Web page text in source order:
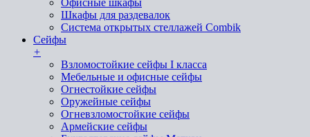
Офисные шкафы
Шкафы для раздевалок
Система открытых стеллажей Combik
Сейфы
+
Взломостойкие сейфы I класса
Мебельные и офисные сейфы
Огнестойкие сейфы
Оружейные сейфы
Огневзломостойкие сейфы
Армейские сейфы